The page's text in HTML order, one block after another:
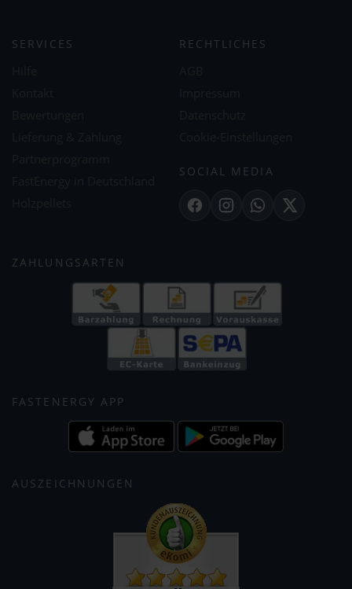
SERVICES RECHTLICHES
SOCIAL MEDIA
FacebookInstagramWhatsApp
X
ZAHLUNGSARTEN
FASTENERGY APP
AUSZEICHNUNGEN